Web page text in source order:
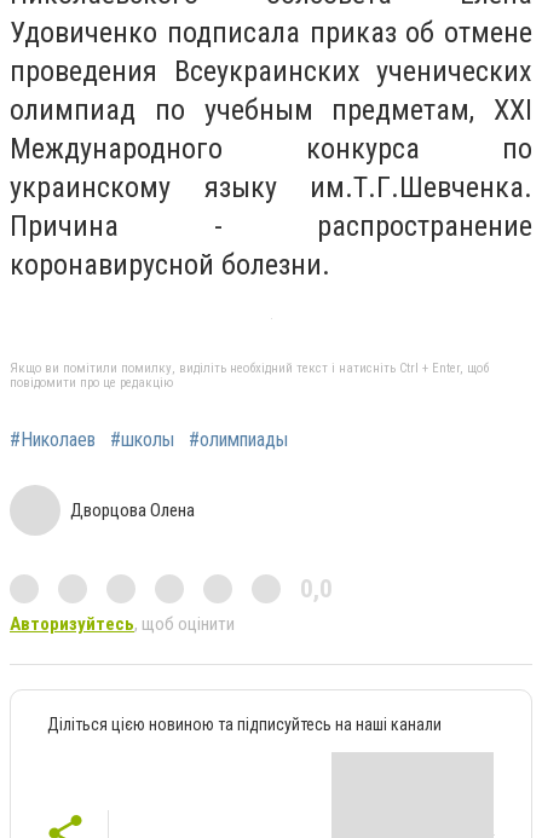
Удовиченко подписала приказ об отмене
проведения Всеукраинских ученических
олимпиад по учебным предметам, XXI
Международного конкурса по
украинскому языку им.Т.Г.Шевченка.
Причина - распространение
коронавирусной болезни.
Якщо ви помітили помилку, виділіть необхідний текст і натисніть Ctrl + Enter, щоб
повідомити про це редакцію
#Николаев #школы #олимпиады
Дворцова Олена
0,0
Авторизуйтесь, щоб оцінити
Діліться цією новиною та підписуйтесь на наші канали